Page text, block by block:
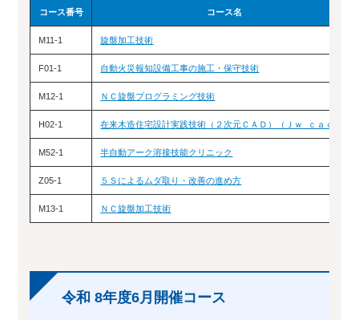
コース番号 コース名
M11-1 旋盤加工技術
F01-1 自動火災報知設備工事の施工・保守技術
M12-1 ＮＣ旋盤プログラミング技術
H02-1 在来木造住宅設計実践技術（２次元ＣＡＤ）（Ｊｗ_ｃａｄ）
M52-1 半自動アーク溶接技能クリニック
Z05-1 ５Ｓによるムダ取り・改善の進め方
M13-1 ＮＣ旋盤加工技術
令和 8年度6月開催コース